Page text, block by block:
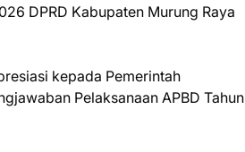
DPRD Kabupaten Murung Raya
kepada Pemerintah
Pelaksanaan APBD Tahun